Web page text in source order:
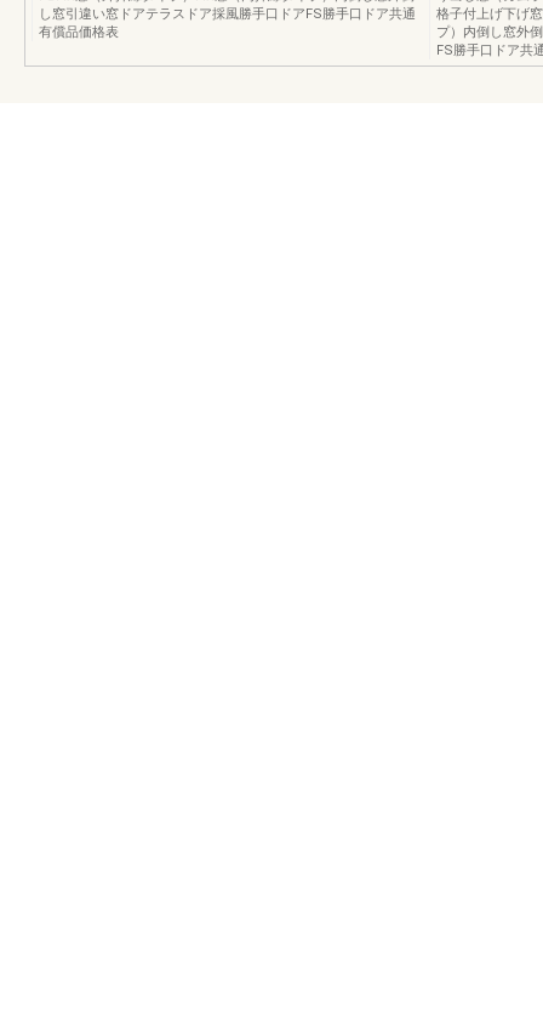
し窓引違い窓ドアテラスドア採風勝手口ドアFS勝手口ドア共通
有償品価格表
格子付上げ下げ
プ）内倒し窓外
FS勝手口ドア共